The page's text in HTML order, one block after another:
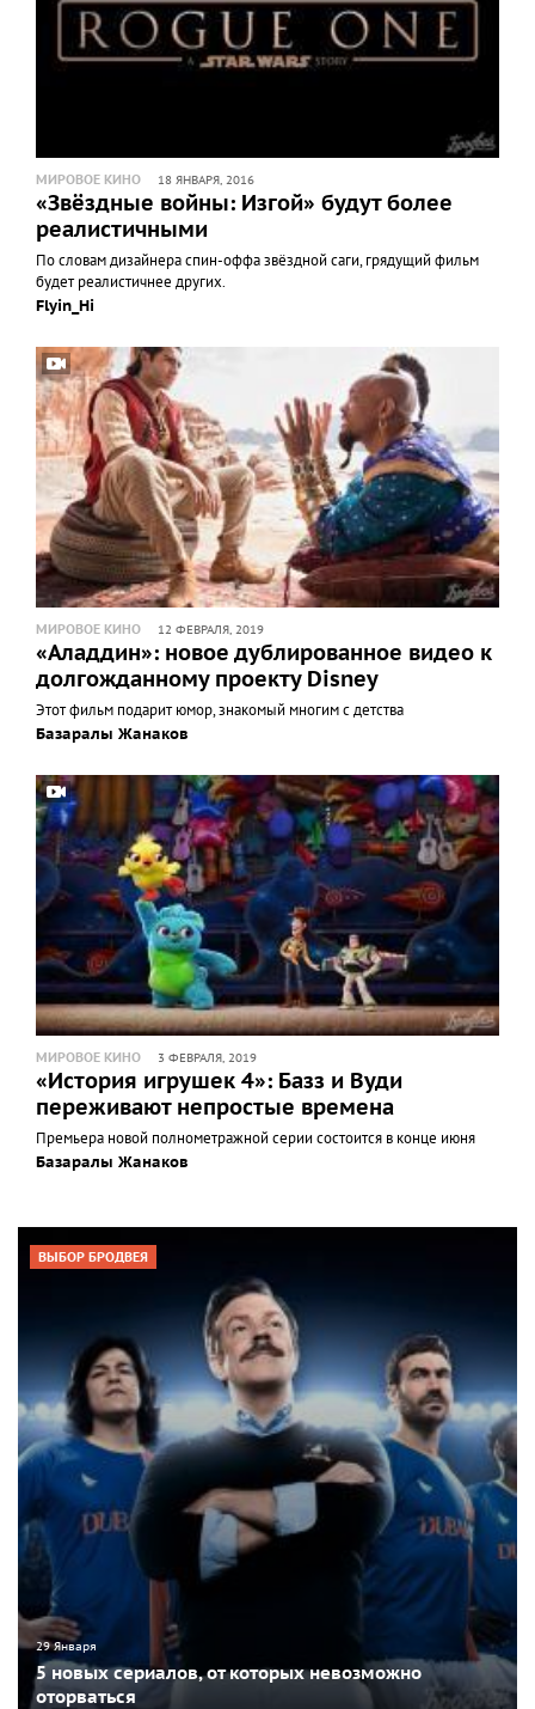
МИРОВОЕ КИНО 18 ЯНВАРЯ, 2016
«Звёздные войны: Изгой» будут более
реалистичными
По словам дизайнера спин-оффа звёздной саги, грядущий фильм
будет реалистичнее других.
Flyin_Hi
МИРОВОЕ КИНО 12 ФЕВРАЛЯ, 2019
«Аладдин»: новое дублированное видео к
долгожданному проекту Disney
Этот фильм подарит юмор, знакомый многим с детства
Базаралы Жанаков
МИРОВОЕ КИНО 3 ФЕВРАЛЯ, 2019
«История игрушек 4»: Базз и Вуди
переживают непростые времена
Премьера новой полнометражной серии состоится в конце июня
Базаралы Жанаков
ВЫБОР БРОДВЕЯ
29 Января
5 новых сериалов, от которых невозможно
оторваться